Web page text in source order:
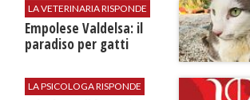
LA VETERINARIA RISPONDE
Empolese Valdelsa: il
paradiso per gatti
LA PSICOLOGA RISPONDE